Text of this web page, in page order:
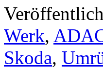
Werk,
Skoda,